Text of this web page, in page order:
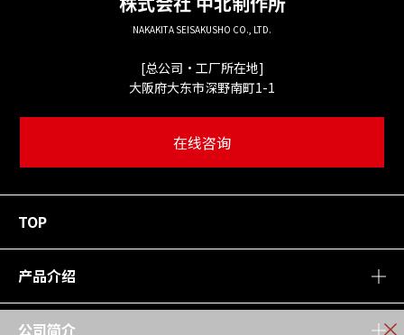
NAKAKITA SEISAKUSHO CO., LTD.
[总公司・工厂所在地]
大阪府大东市深野南町1-1
在线咨询
TOP
产品介绍
公司简介